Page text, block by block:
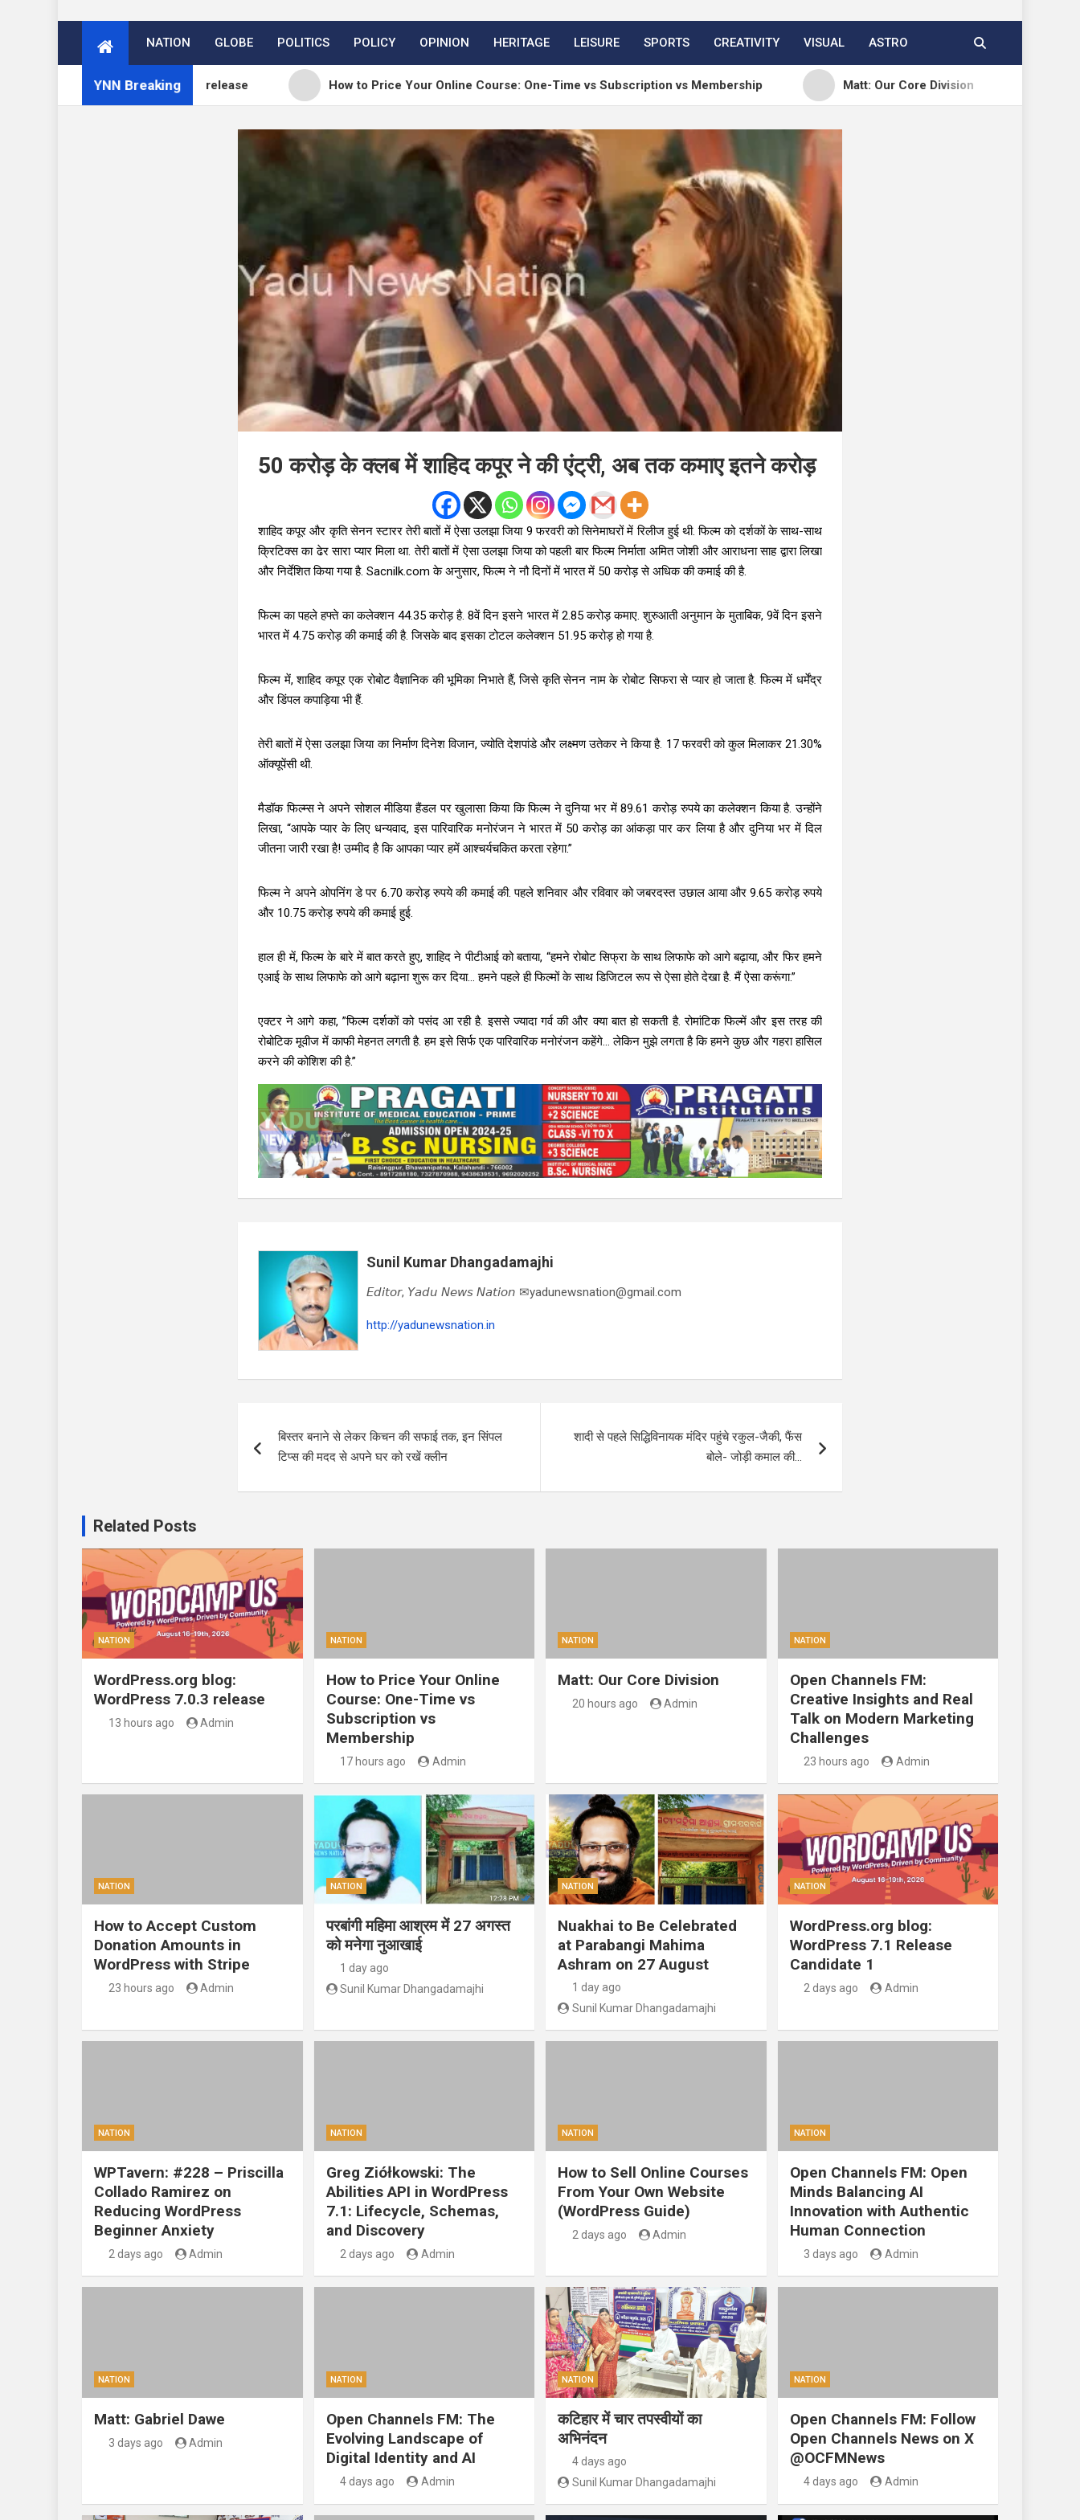
NATION GLOBE POLITICS POLICY OPINION HERITAGE LEISURE SPORTS CREATIVITY VISUAL ASTRO
YNN Breaking
blog: WordPress 7.0.3 release How to Price Your Online Course: One-Time vs Subscription vs Membership Matt: Our Core Division
50 करोड़ के क्लब में शाहिद कपूर ने की एंट्री, अब तक कमाए इतने करोड़
शाहिद कपूर और कृति सेनन स्टारर तेरी बातों में ऐसा उलझा जिया 9 फरवरी को सिनेमाघरों में रिलीज हुई थी. फिल्म को दर्शकों के साथ-साथ
क्रिटिक्स का ढेर सारा प्यार मिला था. तेरी बातों में ऐसा उलझा जिया को पहली बार फिल्म निर्माता अमित जोशी और आराधना साह द्वारा लिखा
और निर्देशित किया गया है. Sacnilk.com के अनुसार, फिल्म ने नौ दिनों में भारत में 50 करोड़ से अधिक की कमाई की है.
फिल्म का पहले हफ्ते का कलेक्शन 44.35 करोड़ है. 8वें दिन इसने भारत में 2.85 करोड़ कमाए. शुरुआती अनुमान के मुताबिक, 9वें दिन इसने
भारत में 4.75 करोड़ की कमाई की है. जिसके बाद इसका टोटल कलेक्शन 51.95 करोड़ हो गया है.
फिल्म में, शाहिद कपूर एक रोबोट वैज्ञानिक की भूमिका निभाते हैं, जिसे कृति सेनन नाम के रोबोट सिफरा से प्यार हो जाता है. फिल्म में धर्मेंद्र
और डिंपल कपाड़िया भी हैं.
तेरी बातों में ऐसा उलझा जिया का निर्माण दिनेश विजान, ज्योति देशपांडे और लक्ष्मण उतेकर ने किया है. 17 फरवरी को कुल मिलाकर 21.30%
ऑक्यूपेंसी थी.
मैडॉक फिल्म्स ने अपने सोशल मीडिया हैंडल पर खुलासा किया कि फिल्म ने दुनिया भर में 89.61 करोड़ रुपये का कलेक्शन किया है. उन्होंने
लिखा, “आपके प्यार के लिए धन्यवाद, इस पारिवारिक मनोरंजन ने भारत में 50 करोड़ का आंकड़ा पार कर लिया है और दुनिया भर में दिल
जीतना जारी रखा है! उम्मीद है कि आपका प्यार हमें आश्चर्यचकित करता रहेगा.”
फिल्म ने अपने ओपनिंग डे पर 6.70 करोड़ रुपये की कमाई की. पहले शनिवार और रविवार को जबरदस्त उछाल आया और 9.65 करोड़ रुपये
और 10.75 करोड़ रुपये की कमाई हुई.
हाल ही में, फिल्म के बारे में बात करते हुए, शाहिद ने पीटीआई को बताया, “हमने रोबोट सिफ्रा के साथ लिफाफे को आगे बढ़ाया, और फिर हमने
एआई के साथ लिफाफे को आगे बढ़ाना शुरू कर दिया… हमने पहले ही फिल्मों के साथ डिजिटल रूप से ऐसा होते देखा है. मैं ऐसा करूंगा.”
एक्टर ने आगे कहा, ”फिल्म दर्शकों को पसंद आ रही है. इससे ज्यादा गर्व की और क्या बात हो सकती है. रोमांटिक फिल्में और इस तरह की
रोबोटिक मूवीज में काफी मेहनत लगती है. हम इसे सिर्फ एक पारिवारिक मनोरंजन कहेंगे… लेकिन मुझे लगता है कि हमने कुछ और गहरा हासिल
करने की कोशिश की है.”
Sunil Kumar Dhangadamajhi
𝘌𝘥𝘪𝘵𝘰𝘳, 𝘠𝘢𝘥𝘶 𝘕𝘦𝘸𝘴 𝘕𝘢𝘵𝘪𝘰𝘯 ✉yadunewsnation@gmail.com
http://yadunewsnation.in
navigation
बिस्तर बनाने से लेकर किचन की सफाई तक, इन सिंपल
टिप्स की मदद से अपने घर को रखें क्लीन
शादी से पहले सिद्धिविनायक मंदिर पहुंचे रकुल-जैकी, फैंस
बोले- जोड़ी कमाल की…
Related Posts
NATION
WordPress.org blog:
WordPress 7.0.3 release
13 hours ago Admin
NATION
How to Price Your Online
Course: One-Time vs
Subscription vs
Membership
17 hours ago Admin
NATION
Matt: Our Core Division
20 hours ago Admin
NATION
Open Channels FM:
Creative Insights and Real
Talk on Modern Marketing
Challenges
23 hours ago Admin
NATION
How to Accept Custom
Donation Amounts in
WordPress with Stripe
23 hours ago Admin
NATION
परबांगी महिमा आश्रम में 27 अगस्त
को मनेगा नुआखाई
1 day ago
Sunil Kumar Dhangadamajhi
NATION
Nuakhai to Be Celebrated
at Parabangi Mahima
Ashram on 27 August
1 day ago
Sunil Kumar Dhangadamajhi
NATION
WordPress.org blog:
WordPress 7.1 Release
Candidate 1
2 days ago Admin
NATION
WPTavern: #228 – Priscilla
Collado Ramirez on
Reducing WordPress
Beginner Anxiety
2 days ago Admin
NATION
Greg Ziółkowski: The
Abilities API in WordPress
7.1: Lifecycle, Schemas,
and Discovery
2 days ago Admin
NATION
How to Sell Online Courses
From Your Own Website
(WordPress Guide)
2 days ago Admin
NATION
Open Channels FM: Open
Minds Balancing AI
Innovation with Authentic
Human Connection
3 days ago Admin
NATION
Matt: Gabriel Dawe
3 days ago Admin
NATION
Open Channels FM: The
Evolving Landscape of
Digital Identity and AI
4 days ago Admin
NATION
कटिहार में चार तपस्वीयों का
अभिनंदन
4 days ago
Sunil Kumar Dhangadamajhi
NATION
Open Channels FM: Follow
Open Channels News on X
@OCFMNews
4 days ago Admin